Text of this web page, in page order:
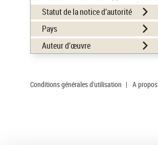
Statut de la notice d’autorité
Pays
Auteur d’œuvre
Conditions générales d'utilisation | A propos